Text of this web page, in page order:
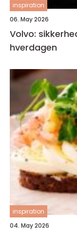
inspiration
06. May 2026
Volvo:
hverdagen
inspiration
04. May 2026